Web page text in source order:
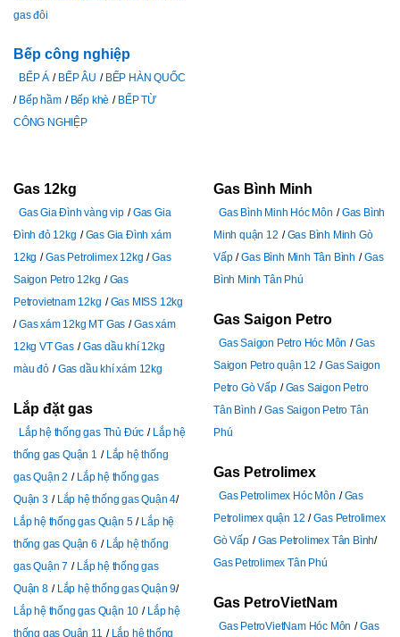
gas đôi
Bếp công nghiệp
BẾP Á BẾP ÂU
BẾP HÀN QUỐC
Bếp hầm
Bếp khè
BẾP TỪ
CÔNG NGHIỆP
Gas 12kg
Gas Gia Đình vàng vip
Gas Gia
Đình đỏ 12kg
Gas Gia Đình xám
12kg
Gas Petrolimex 12kg
Gas
Saigon Petro 12kg
Gas
Petrovietnam 12kg
Gas MISS 12kg
Gas xám 12kg MT Gas
Gas xám
12kg VT Gas
Gas dầu khí 12kg
màu đỏ
Gas dầu khí xám 12kg
Lắp đặt gas
Lắp hệ thống gas Thủ Đức
Lắp hệ
thống gas Quận 1
Lắp hệ thống
gas Quận 2
Lắp hệ thống gas
Quận 3
Lắp hệ thống gas Quận 4
Lắp hệ thống gas Quận 5
Lắp hệ
thống gas Quận 6
Lắp hệ thống
gas Quận 7
Lắp hệ thống gas
Quận 8
Lắp hệ thống gas Quận 9
Lắp hệ thống gas Quận 10
Lắp hệ
thống gas Quận 11
Lắp hệ thống
Gas Bình Minh
Gas Bình Minh Hóc Môn
Gas Bình
Minh quận 12
Gas Bình Minh Gò
Vấp
Gas Bình Minh Tân Bình
Gas
Bình Minh Tân Phú
Gas Saigon Petro
Gas Saigon Petro Hóc Môn
Gas
Saigon Petro quận 12
Gas Saigon
Petro Gò Vấp
Gas Saigon Petro
Tân Bình
Gas Saigon Petro Tân
Phú
Gas Petrolimex
Gas Petrolimex Hóc Môn
Gas
Petrolimex quận 12
Gas Petrolimex
Gò Vấp
Gas Petrolimex Tân Bình
Gas Petrolimex Tân Phú
Gas PetroVietNam
Gas PetroVietNam Hóc Môn Gas